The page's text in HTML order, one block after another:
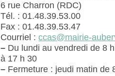
6 rue Charron (RDC)
Tél. : 01.48.39.53.00
Fax : 01.48.39.53.47
Courriel :ccas@mairie-
– Du lundi au vendredi de 8
à 17 h 30
– Fermeture : jeudi matin de